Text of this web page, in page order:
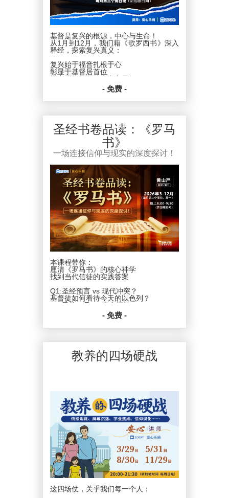
PDPA * 在向我们提供您个人资料的同
时，就表示您已同意让新加坡圣经公会和
属下的各项事工按照本会网页上的隐私政
策来收集、使用您的个人信息数据。我们
会竭力只在所需的范围内使用所收集的数
据。
基督是复兴的根源，中心与生命！
从1月到12月，我们藉《歌罗西书》深入
释经，探索复兴真义：
复兴始于福音扎根于心
彰显于基督居首位
活出群体见证的生命力量
共同学习、彼此建造
到穿上新人、活出爱的关系
从基督的至高与丰盛
一起扎根真理 . 活出复兴
每月主题深化 . 同行见证成长
让我们在基督里携手走向生命的复兴！
日期：2026年1月18-12月20日
新加坡时间：每月第三个周日晚上
20:00-21:30
平台：ZOOM
费用：爱心乐捐
PDPA * 在向我们提供您个人资料的同
时，就表示您已同意让新加坡圣经公会和
属下的各项事工按照本会网页上的隐私政
策来收集、使用您的个人信息数据。我们
会竭力只在所需的范围内使用所收集的数
据。
- 免费 -
圣经书卷品读：《罗马
书》
一场连接信仰与现实的深度探讨！
本课程带你：
厘清《罗马书》的核心神学
找到当代信徒的实践答案
Q1:圣经预言 vs 现代冲突？
基督徒如何看待今天的以色列？
Q2:灵修口号 vs 真实牺牲？
如何真正实践“将身体献上当作活祭”？
告别模糊，拥抱清晰！
日期：2026年3月8-12月14日
新加坡时间：每月第二个周日，周一晚上
8：00-9：30
PDPA * 在向我们提供您个人资料的同
时，就表示您已同意让新加坡圣经公会和
属下的各项事工按照本会网页上的隐私政
策来收集、使用您的个人信息数据。我们
会竭力只在所需的范围内使用所收集的数
据。
- 免费 -
教养的四场硬战
这四场仗，关乎我们每一个人：